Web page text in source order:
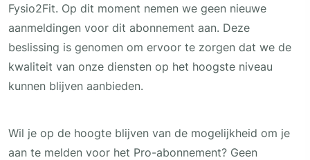
Fysio2Fit. Op dit moment nemen we geen nieuwe
aanmeldingen voor dit abonnement aan. Deze
beslissing is genomen om ervoor te zorgen dat we de
kwaliteit van onze diensten op het hoogste niveau
kunnen blijven aanbieden.
Wil je op de hoogte blijven van de mogelijkheid om je
aan te melden voor het Pro-abonnement? Geen